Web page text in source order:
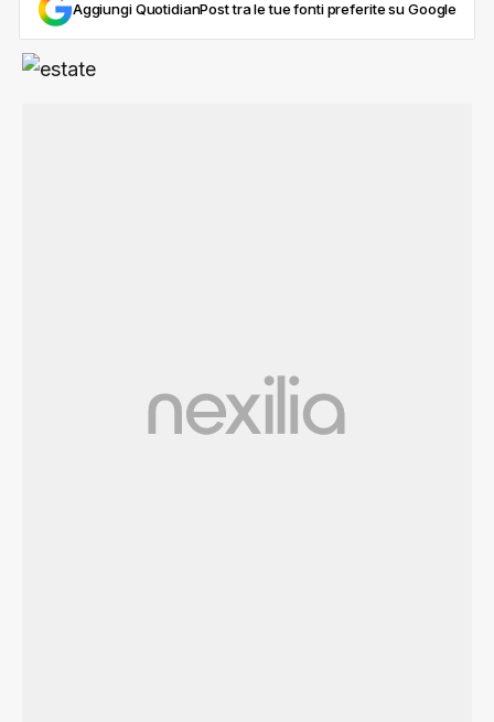
Aggiungi QuotidianPost tra le tue fonti preferite su Google